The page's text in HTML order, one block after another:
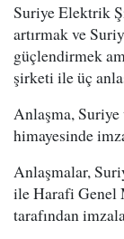
Suriye Elektrik
artırmak ve
güçlendirmek
şirketi ile üç
Anlaşma, Suriye
himayesinde
Anlaşmalar,
ile Harafi Genel
tarafından